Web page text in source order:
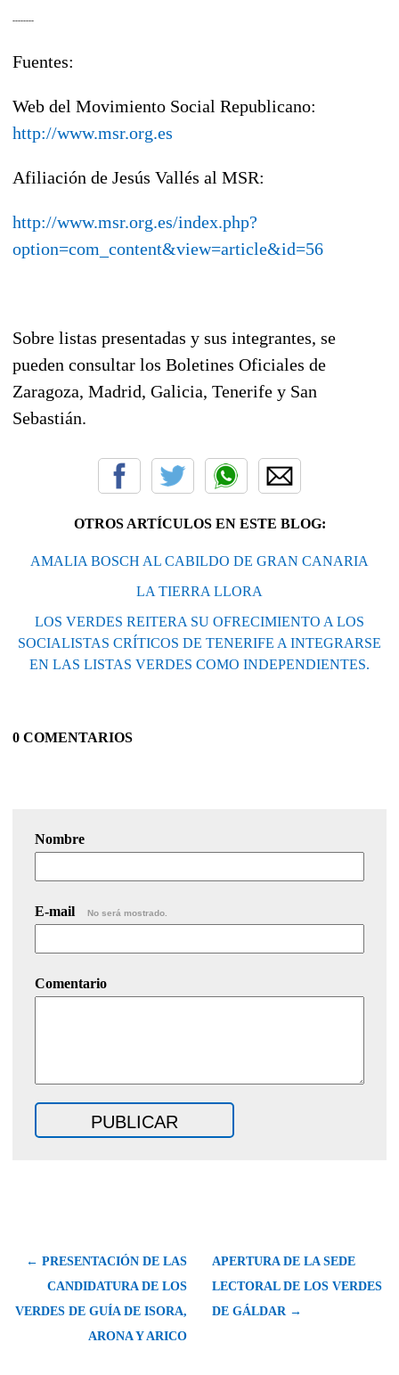
--------
Fuentes:
Web del Movimiento Social Republicano:
http://www.msr.org.es
Afiliación de Jesús Vallés al MSR:
http://www.msr.org.es/index.php?
option=com_content&view=article&id=56
Sobre listas presentadas y sus integrantes, se
pueden consultar los Boletines Oficiales de
Zaragoza, Madrid, Galicia, Tenerife y San
Sebastián.
OTROS ARTÍCULOS EN ESTE BLOG:
AMALIA BOSCH AL CABILDO DE GRAN CANARIA
LA TIERRA LLORA
LOS VERDES REITERA SU OFRECIMIENTO A LOS
SOCIALISTAS CRÍTICOS DE TENERIFE A INTEGRARSE
EN LAS LISTAS VERDES COMO INDEPENDIENTES.
0 COMENTARIOS
Nombre
E-mail No será mostrado.
Comentario
← PRESENTACIÓN DE LAS
CANDIDATURA DE LOS
VERDES DE GUÍA DE ISORA,
ARONA Y ARICO
APERTURA DE LA SEDE
LECTORAL DE LOS VERDES
DE GÁLDAR →